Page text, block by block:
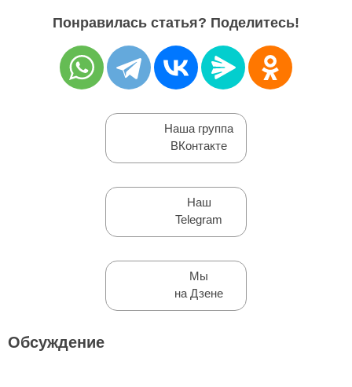
Понравилась статья? Поделитесь!
Наша группа
ВКонтакте
Наш
Telegram
Мы
на Дзене
Обсуждение